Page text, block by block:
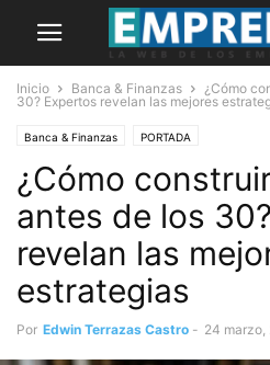
Inicio Banca & Finanzas
¿Cómo
30? Expertos revelan las mejores
Banca & Finanzas PORTADA
¿Cómo
antes de los
revelan las
estrategias
Por Edwin Terrazas Castro - 24 marzo,